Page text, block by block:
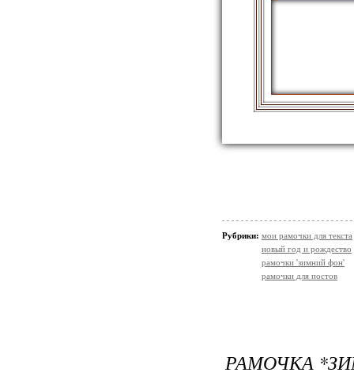
Рубрики: мои рамочки для текста
новый год и рождество
рамочки 'зимний фон'
рамочки для постов
РАМОЧКА